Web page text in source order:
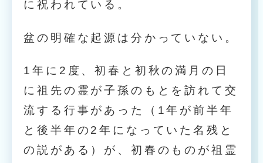
に祝われている。
盆の明確な起源は分かっていない。
1年に2度、初春と初秋の満月の日
に祖先の霊が子孫のもとを訪れて交
流する行事があった（1年が前半年
と後半年の2年になっていた名残と
の説がある）が、初春のものが祖霊